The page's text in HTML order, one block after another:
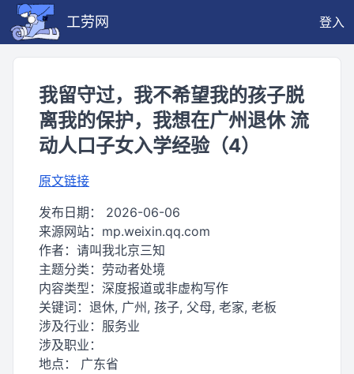
工劳网 登入
我留守过，我不希望我的孩子脱
离我的保护，我想在广州退休 流
动人口子女入学经验（4）
原文链接
发布日期： 2026-06-06
来源网站： mp.weixin.qq.com
作者： 请叫我北京三知
主题分类： 劳动者处境
内容类型： 深度报道或非虚构写作
关键词： 退休, 广州, 孩子, 父母, 老家, 老板
涉及行业： 服务业
涉及职业：
地点： 广东省